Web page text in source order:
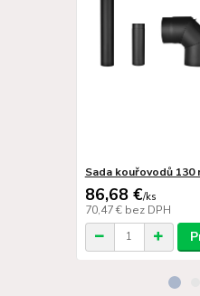
Sada kouřovodů 130
86,68 €/ks
70,47 € bez DPH